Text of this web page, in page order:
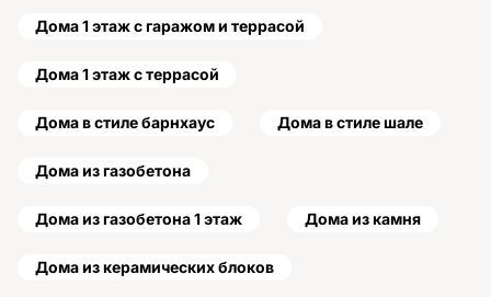
Дома 1 этаж с гаражом и террасой
Дома 1 этаж с террасой
Дома в стиле барнхаус Дома в стиле шале
Дома из газобетона
Дома из газобетона 1 этаж Дома из камня
Дома из керамических блоков